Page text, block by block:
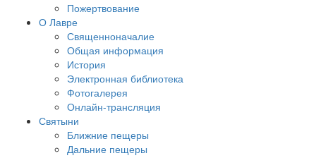
Пожертвование
О Лавре
Священноначалие
Общая информация
История
Электронная библиотека
Фотогалерея
Онлайн-трансляция
Святыни
Ближние пещеры
Дальние пещеры